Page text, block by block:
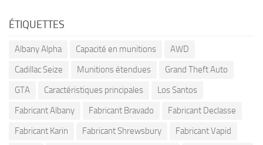
ÉTIQUETTES
Albany Alpha Capacité en munitions
AWD
Cadillac Seize
Munitions étendues
Grand Theft Auto
GTA
Caractéristiques principales
Los Santos
Fabricant Albany
Fabricant Bravado
Fabricant Declasse
Fabricant Karin
Fabricant Shrewsbury
Fabricant Vapid